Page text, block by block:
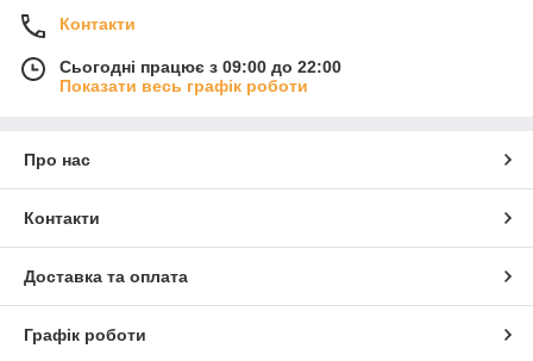
Контакти
Сьогодні працює з 09:00 до 22:00
Показати весь графік роботи
Про нас
Контакти
Доставка та оплата
Графік роботи